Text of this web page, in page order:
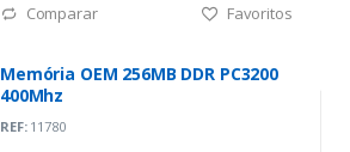
Comparar Favoritos
Memória OEM 256MB DDR PC3200
400Mhz
REF:11780